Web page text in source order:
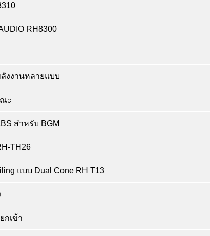
RH8300
งงานหลายแบบ
ะ
สำหรับ BGM
TH26
แบบ Dual Cone RH T13
กเข้า